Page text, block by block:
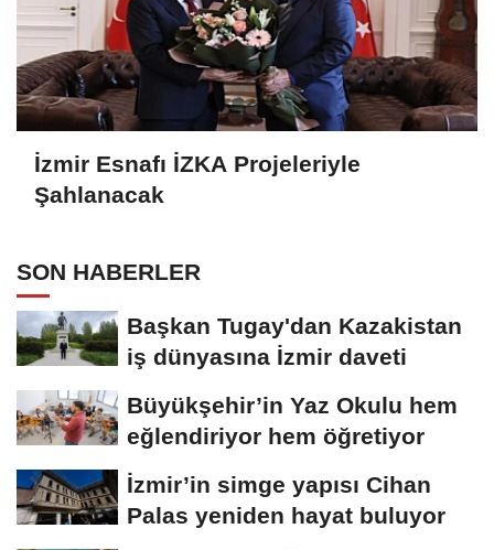
İzmir Esnafı İZKA Projeleriyle
Şahlanacak
SON HABERLER
Başkan Tugay'dan Kazakistan
iş dünyasına İzmir daveti
Büyükşehir’in Yaz Okulu hem
eğlendiriyor hem öğretiyor
İzmir’in simge yapısı Cihan
Palas yeniden hayat buluyor